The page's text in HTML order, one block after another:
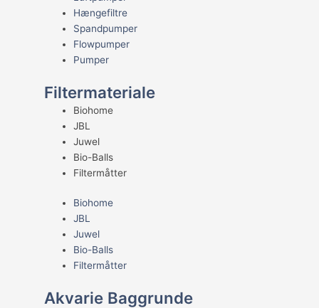
Hængefiltre
Spandpumper
Flowpumper
Pumper
Filtermateriale
Biohome
JBL
Juwel
Bio-Balls
Filtermåtter
Biohome
JBL
Juwel
Bio-Balls
Filtermåtter
Akvarie Baggrunde